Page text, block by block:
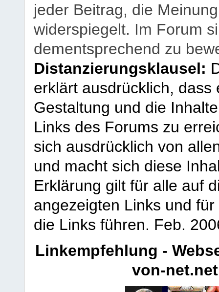
jeder Beitrag, die
widerspiegelt. Im Forum
dementsprechend zu
Distanzierungsklausel:
erklärt ausdrücklich,
Gestaltung und die
Links des Forums zu
sich ausdrücklich von
und macht sich diese
Erklärung gilt für alle auf
angezeigten Links und
die Links führen. Feb.
Linkempfehlung -
von-net.net